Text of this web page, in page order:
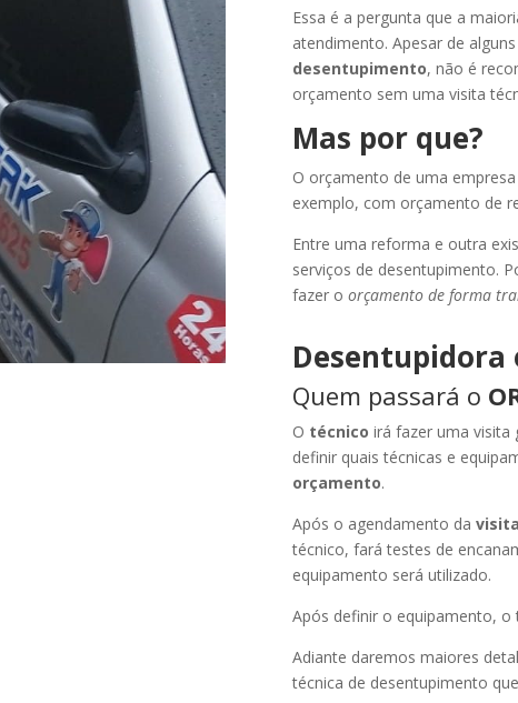
Essa é a pergunta que a
atendimento. Apesar de
desentupimento, não é
orçamento sem uma visita
Mas por que?
O orçamento de uma
exemplo, com orçamento de
Entre uma reforma e outra
serviços de desentupimento.
fazer o orçamento de forma
Desentupidora
Quem passará o
O técnico irá fazer uma visita
definir quais técnicas e
orçamento.
Após o agendamento da
técnico, fará testes de
equipamento será utilizado.
Após definir o equipamento,
Adiante daremos maiores
técnica de desentupimento